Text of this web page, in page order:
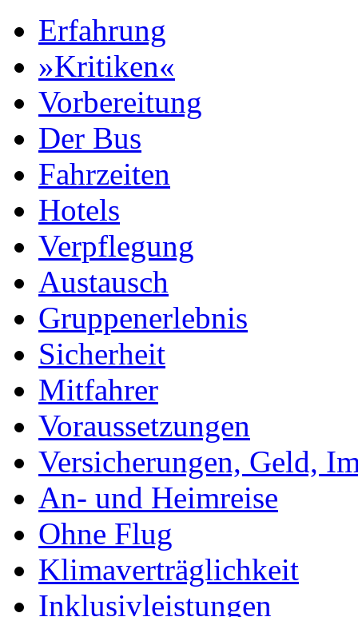
Erfahrung
»Kritiken«
Vorbereitung
Der Bus
Fahrzeiten
Hotels
Verpflegung
Austausch
Gruppenerlebnis
Sicherheit
Mitfahrer
Voraussetzungen
Versicherungen, Geld,
An- und Heimreise
Ohne Flug
Klimaverträglichkeit
Inklusivleistungen